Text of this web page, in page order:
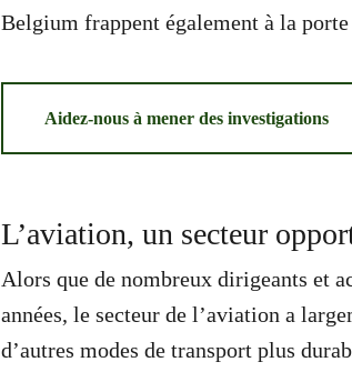
Belgium frappent également à la
Aidez-nous à mener des investigations
L’aviation, un secteur
Alors que de nombreux dirigeants et
années, le secteur de l’aviation a
d’autres modes de transport plus